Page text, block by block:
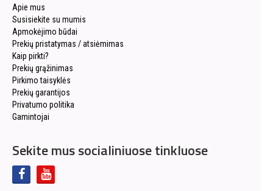
Apie mus
Susisiekite su mumis
Apmokėjimo būdai
Prekių pristatymas / atsiėmimas
Kaip pirkti?
Prekių grąžinimas
Pirkimo taisyklės
Prekių garantijos
Privatumo politika
Gamintojai
Sekite mus socialiniuose tinkluose